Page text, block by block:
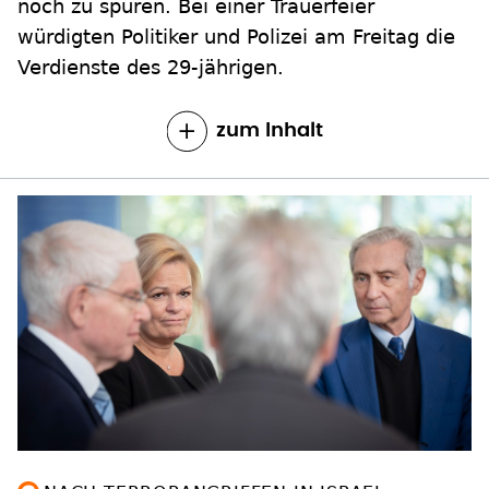
noch zu spüren. Bei einer Trauerfeier
würdigten Politiker und Polizei am Freitag die
Verdienste des 29-jährigen.
zum Inhalt